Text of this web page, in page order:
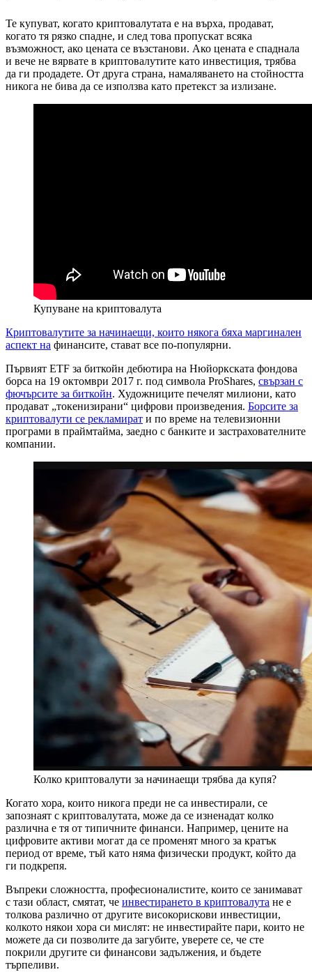
Те купуват, когато криптовалутата е на върха, продават,
когато тя рязко спадне, и след това пропускат всяка
възможност, ако цената се възстанови. Ако цената е спаднала
и вече не вярвате в криптовалутите като инвестиция, трябва
да ги продадете. От друга страна, намаляването на стойността
никога не бива да се използва като претекст за излизане.
Купуване на криптовалута
Криптовалутите за начинаещи, които някога бяха маргинален
аспект на финансите, стават все по-популярни.
Първият ETF за биткойн дебютира на Нюйоркската фондова
борса на 19 октомври 2017 г. под символа ProShares, свързан с
фючърсите за биткойн. Художниците печелят милиони, като
продават „токенизирани“ цифрови произведения. Борсите за
криптовалути се рекламират и по време на телевизионни
програми в праймтайма, заедно с банките и застрахователните
компании.
Колко криптовалути за начинаещи трябва да купя?
Когато хора, които никога преди не са инвестирали, се
запознаят с криптовалутата, може да се изненадат колко
различна е тя от типичните финанси. Например, цените на
цифровите активи могат да се променят много за кратък
период от време, тъй като няма физически продукт, който да
ги подкрепя.
Въпреки сложността, професионалистите, които се занимават
с тази област, смятат, че инвестирането в криптовалута не е
толкова различно от другите високорискови инвестиции,
колкото някои хора си мислят: не инвестирайте пари, които не
можете да си позволите да загубите, уверете се, че сте
покрили другите си финансови задължения, и бъдете
търпеливи.